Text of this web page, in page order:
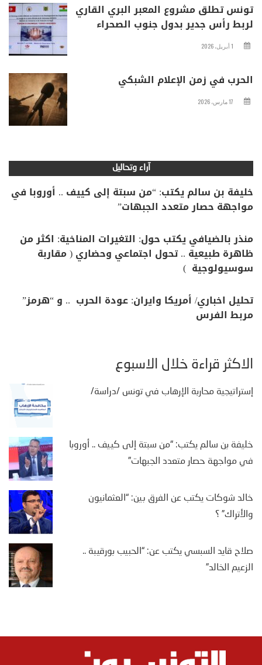
تونس تطلق مشروع المعبر البري القاري
لربط رأس جدير بدول جنوب الصحراء
1 أبريل، 2026
الحرب في زمن الإعلام الشبكي
17 مارس، 2026
آراء وتحاليل
خليفة بن سالم يكتب: “من سبتة إلى كييف .. أوروبا في
مواجهة حصار متعدد الجبهات”
منذر بالضيافي يكتب حول: التغيرات المناخية: اكثر من
ظاهرة طبيعية .. تحول اجتماعي وحضاري ( مقاربة
سوسيولوجية )
تحليل اخباري/ أمريكا وايران: عودة الحرب .. و “هرمز”
مربط الفرس
الأكثر قراءة خلال الأسبوع
إستراتيجية محاربة الإرهاب في تونس /دراسة/
خليفة بن سالم يكتب: “من سبتة إلى كييف .. أوروبا
في مواجهة حصار متعدد الجبهات”
خالد شوكات يكتب عن الفرق بين: “العثمانيون
والأتراك” ؟
صلاح قايد السبسي يكتب عن: “الحبيب بورقيبة ..
الزعيم الخالد”